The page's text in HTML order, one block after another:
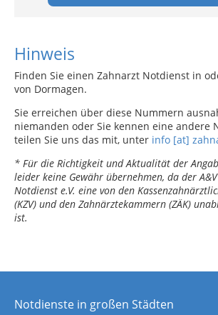
Hinweis
Finden Sie einen Zahnarzt Notdienst in
von Dormagen.
Sie erreichen über diese Nummern
niemanden oder Sie kennen eine andere
teilen Sie uns das mit, unter info [at]
* Für die Richtigkeit und Aktualität der
leider keine Gewähr übernehmen, da der
Notdienst e.V. eine von den
(KZV) und den Zahnärztekammern (ZÄK)
ist.
Notdienste in großen Städten